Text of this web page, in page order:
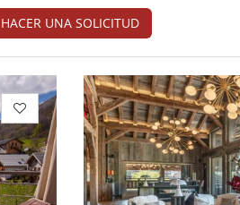
HACER UNA SOLICITUD